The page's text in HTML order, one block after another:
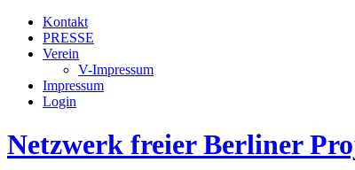
Kontakt
PRESSE
Verein
V-Impressum
Impressum
Login
Netzwerk freier Berliner